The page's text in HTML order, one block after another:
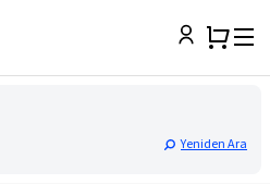
Yeniden Ara